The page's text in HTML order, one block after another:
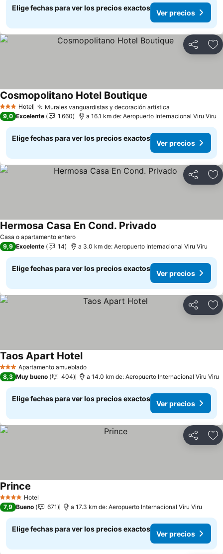
Elige fechas para ver los precios exactos
Ver precios
Compartir
3 Estrellas
Hotel Murales vanguardistas y decoración artística
Cosmopolitano Hotel Boutique
9,0 Excelente 1.660 a 16.1 km de: Aeropuerto Internacional Viru Viru
Elige fechas para ver los precios exactos
Ver precios
Compartir
Casa o apartamento entero
Hermosa Casa En Cond. Privado
9,9 Excelente 14 a 3.0 km de: Aeropuerto Internacional Viru Viru
Elige fechas para ver los precios exactos
Ver precios
Compartir
3 EstrellasApartamento amueblado
Taos Apart Hotel
8,3 Muy bueno 404 a 14.0 km de: Aeropuerto Internacional Viru Viru
Elige fechas para ver los precios exactos
Ver precios
Compartir
4 EstrellasHotel
Prince
7,9 Bueno 671 a 17.3 km de: Aeropuerto Internacional Viru Viru
Elige fechas para ver los precios exactos
Ver precios